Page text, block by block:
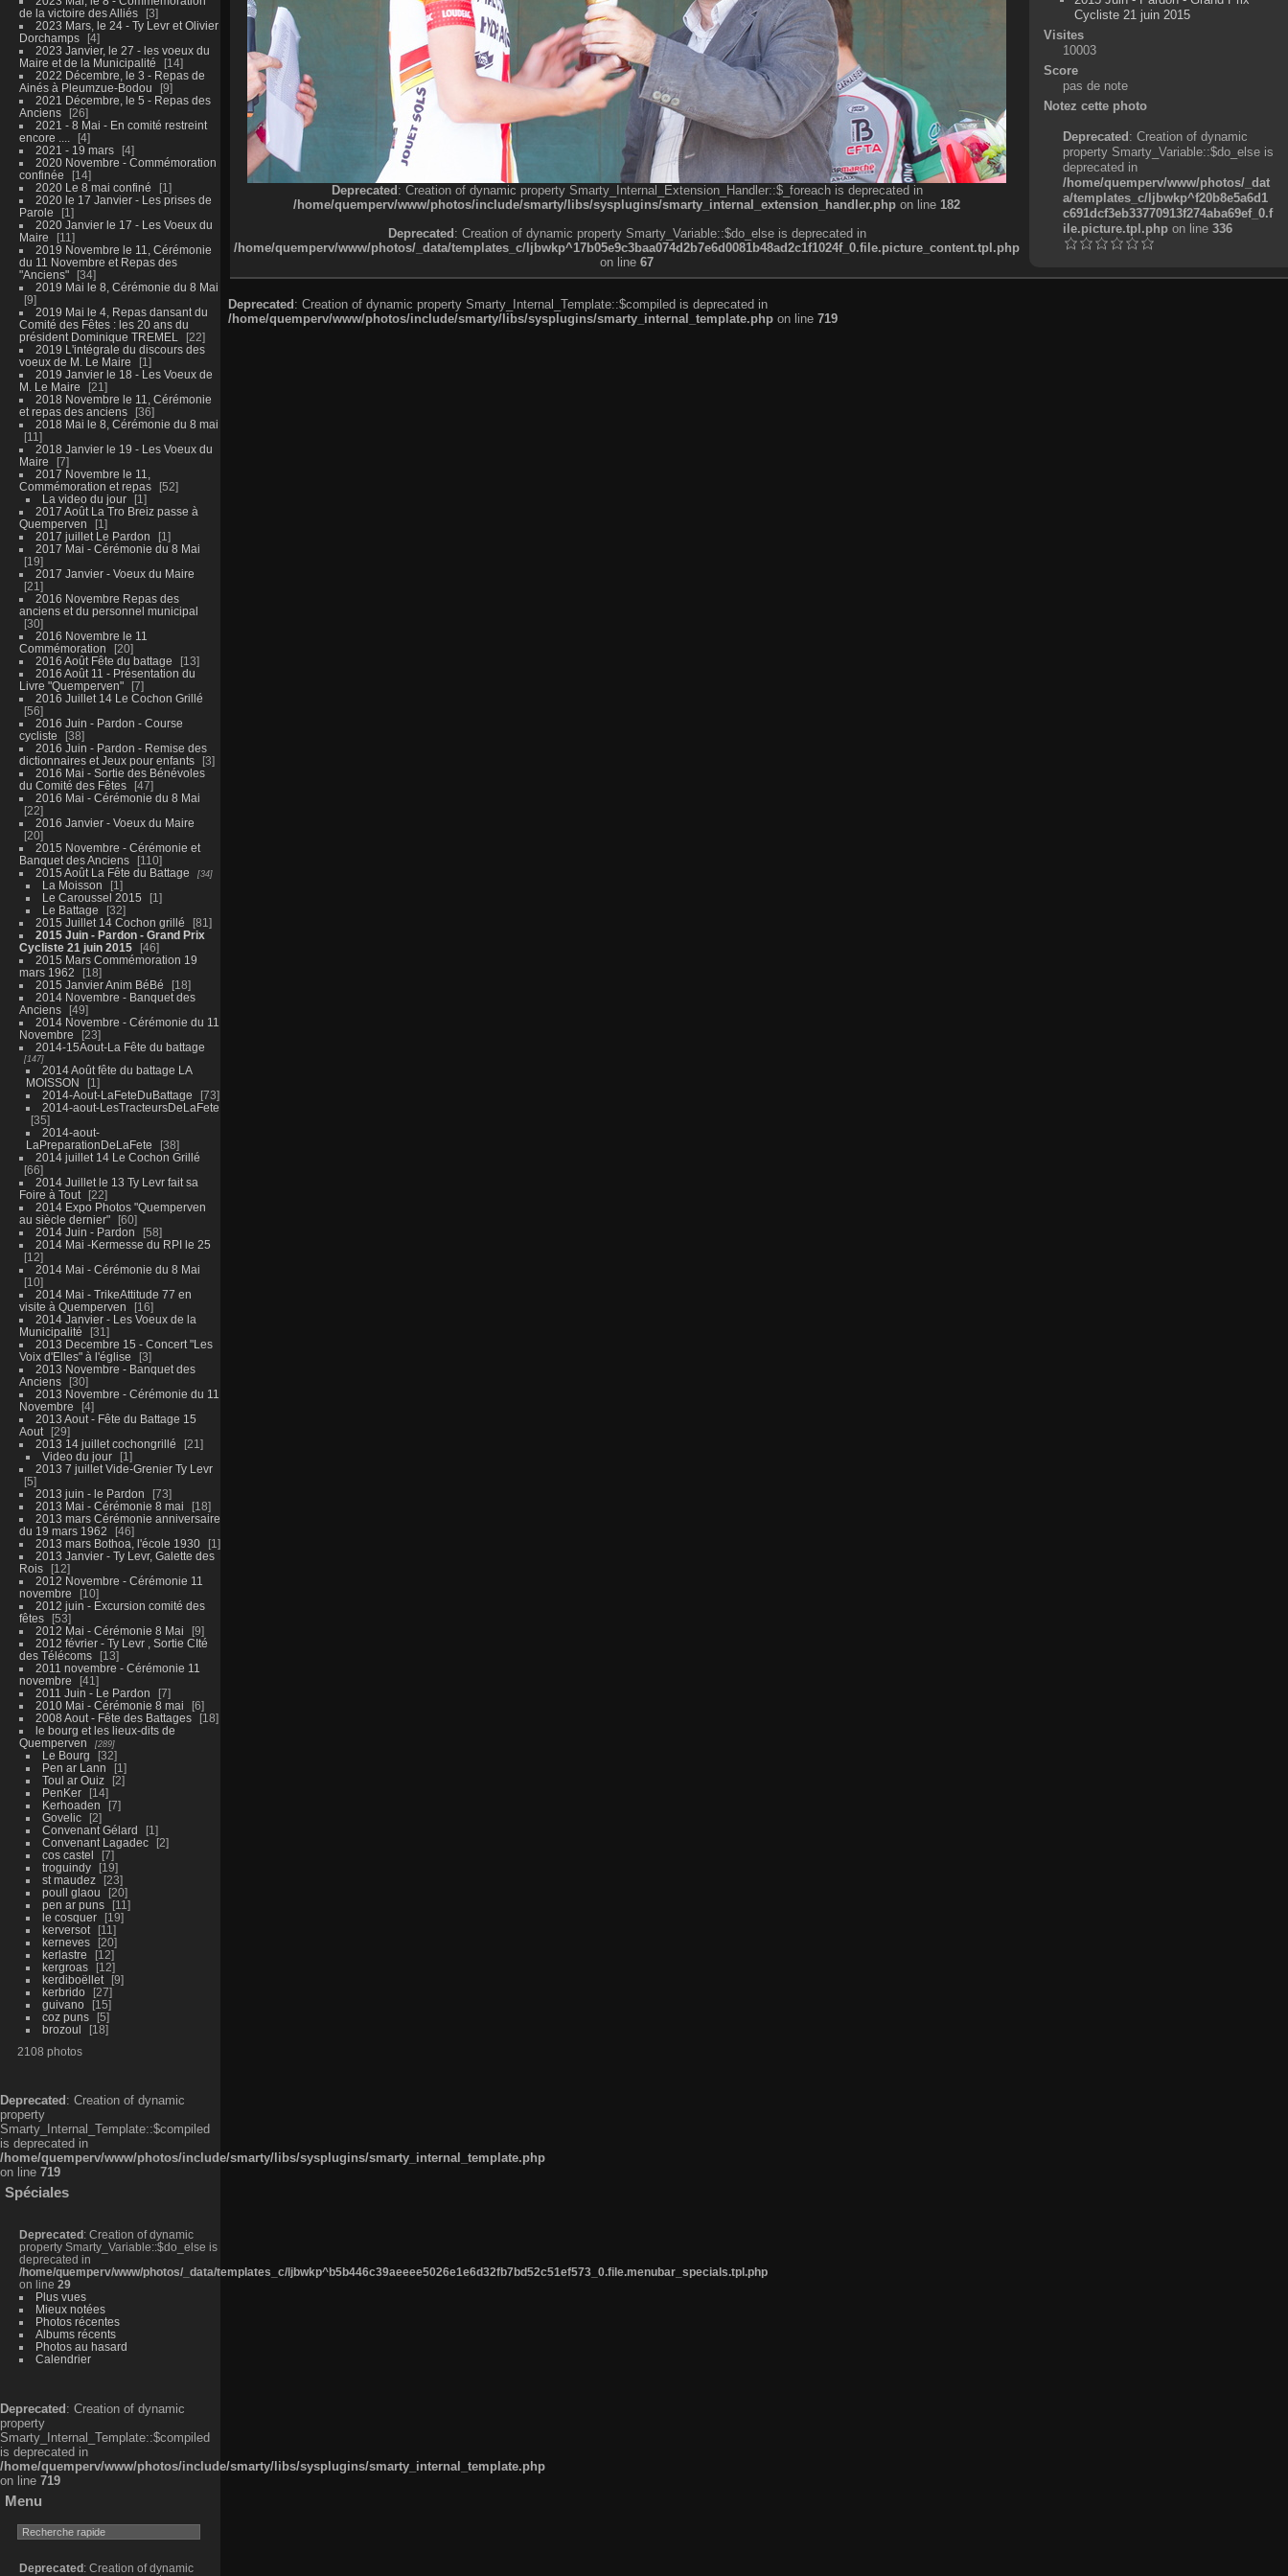
de la victoire des Alliés
3
2023 Mars, le 24 - Ty Levr et Olivier
Dorchamps
4
2023 Janvier, le 27 - les voeux du
Maire et de la Municipalité
14
2022 Décembre, le 3 - Repas de
Ainés à Pleumzue-Bodou
9
2021 Décembre, le 5 - Repas des
Anciens
26
2021 - 8 Mai - En comité restreint
encore ....
4
2021 - 19 mars
4
2020 Novembre - Commémoration
confinée
14
2020 Le 8 mai confiné
1
2020 le 17 Janvier - Les prises de
Parole
1
2020 Janvier le 17 - Les Voeux du
Maire
11
2019 Novembre le 11, Cérémonie
du 11 Novembre et Repas des
"Anciens"
34
2019 Mai le 8, Cérémonie du 8 Mai
9
2019 Mai le 4, Repas dansant du
Comité des Fêtes : les 20 ans du
président Dominique TREMEL
22
2019 L'intégrale du discours des
voeux de M. Le Maire
1
2019 Janvier le 18 - Les Voeux de
M. Le Maire
21
2018 Novembre le 11, Cérémonie
et repas des anciens
36
2018 Mai le 8, Cérémonie du 8 mai
11
2018 Janvier le 19 - Les Voeux du
Maire
7
2017 Novembre le 11,
Commémoration et repas
52
La video du jour
1
2017 Août La Tro Breiz passe à
Quemperven
1
2017 juillet Le Pardon
1
2017 Mai - Cérémonie du 8 Mai
19
2017 Janvier - Voeux du Maire
21
2016 Novembre Repas des
anciens et du personnel municipal
30
2016 Novembre le 11
Commémoration
20
2016 Août Fête du battage
13
2016 Août 11 - Présentation du
Livre "Quemperven"
7
2016 Juillet 14 Le Cochon Grillé
56
2016 Juin - Pardon - Course
cycliste
38
2016 Juin - Pardon - Remise des
dictionnaires et Jeux pour enfants
3
2016 Mai - Sortie des Bénévoles
du Comité des Fêtes
47
2016 Mai - Cérémonie du 8 Mai
22
2016 Janvier - Voeux du Maire
20
2015 Novembre - Cérémonie et
Banquet des Anciens
110
2015 Août La Fête du Battage
34
La Moisson
1
Le Caroussel 2015
1
Le Battage
32
2015 Juillet 14 Cochon grillé
81
2015 Juin - Pardon - Grand Prix
Cycliste 21 juin 2015
46
2015 Mars Commémoration 19
mars 1962
18
2015 Janvier Anim BéBé
18
2014 Novembre - Banquet des
Anciens
49
2014 Novembre - Cérémonie du 11
Novembre
23
2014-15Aout-La Fête du battage
147
2014 Août fête du battage LA
MOISSON
1
2014-Aout-LaFeteDuBattage
73
2014-aout-LesTracteursDeLaFete
35
2014-aout-
LaPreparationDeLaFete
38
2014 juillet 14 Le Cochon Grillé
66
2014 Juillet le 13 Ty Levr fait sa
Foire à Tout
22
2014 Expo Photos "Quemperven
au siècle dernier"
60
2014 Juin - Pardon
58
2014 Mai -Kermesse du RPI le 25
12
2014 Mai - Cérémonie du 8 Mai
10
2014 Mai - TrikeAttitude 77 en
visite à Quemperven
16
2014 Janvier - Les Voeux de la
Municipalité
31
2013 Decembre 15 - Concert "Les
Voix d'Elles" à l'église
3
2013 Novembre - Banquet des
Anciens
30
2013 Novembre - Cérémonie du 11
Novembre
4
2013 Aout - Fête du Battage 15
Aout
29
2013 14 juillet cochongrillé
21
Video du jour
1
2013 7 juillet Vide-Grenier Ty Levr
5
2013 juin - le Pardon
73
2013 Mai - Cérémonie 8 mai
18
2013 mars Cérémonie anniversaire
du 19 mars 1962
46
2013 mars Bothoa, l'école 1930
1
2013 Janvier - Ty Levr, Galette des
Rois
12
2012 Novembre - Cérémonie 11
novembre
10
2012 juin - Excursion comité des
fêtes
53
2012 Mai - Cérémonie 8 Mai
9
2012 février - Ty Levr , Sortie CIté
des Télécoms
13
2011 novembre - Cérémonie 11
novembre
41
2011 Juin - Le Pardon
7
2010 Mai - Cérémonie 8 mai
6
2008 Aout - Fête des Battages
18
le bourg et les lieux-dits de
Quemperven
289
Le Bourg
32
Pen ar Lann
1
Toul ar Ouiz
2
PenKer
14
Kerhoaden
7
Govelic
2
Convenant Gélard
1
Convenant Lagadec
2
cos castel
7
troguindy
19
st maudez
23
poull glaou
20
pen ar puns
11
le cosquer
19
kerversot
11
kerneves
20
kerlastre
12
kergroas
12
kerdiboëllet
9
kerbrido
27
guivano
15
coz puns
5
brozoul
18
2108 photos
Deprecated : Creation of dynamic
property
Smarty_Internal_Template::$compiled
is deprecated in
/home/quemperv/www/photos/include/smarty/libs/sysplugins/smarty_internal_template.php
on line 719
Spéciales
Deprecated : Creation of dynamic
property Smarty_Variable::$do_else is
deprecated in
/home/quemperv/www/photos/_data/templates_c/ljbwkp^b5b446c39aeeee5026e1e6d32fb7bd52c51ef573_0.file.menubar_specials.tpl.php
on line 29
Plus vues
Mieux notées
Photos récentes
Albums récents
Photos au hasard
Calendrier
Deprecated : Creation of dynamic
property
Smarty_Internal_Template::$compiled
is deprecated in
/home/quemperv/www/photos/include/smarty/libs/sysplugins/smarty_internal_template.php
on line 719
Menu
Deprecated : Creation of dynamic
Deprecated: Creation of dynamic property Smarty_Internal_Extension_Handler::$_foreach is deprecated in
/home/quemperv/www/photos/include/smarty/libs/sysplugins/smarty_internal_extension_handler.php on line 182
Deprecated: Creation of dynamic property Smarty_Variable::$do_else is deprecated in
/home/quemperv/www/photos/_data/templates_c/ljbwkp^17b05e9c3baa074d2b7e6d0081b48ad2c1f1024f_0.file.picture_content.tpl.php
on line 67
Cycliste 21 juin 2015
Visites
10003
Score
pas de note
Notez cette photo
Deprecated: Creation of dynamic
property Smarty_Variable::$do_else is
deprecated in
/home/quemperv/www/photos/_dat
a/templates_c/ljbwkp^f20b8e5a6d1
c691dcf3eb33770913f274aba69ef_0.f
ile.picture.tpl.phpon line 336
Deprecated: Creation of dynamic property Smarty_Internal_Template::$compiled is deprecated in
/home/quemperv/www/photos/include/smarty/libs/sysplugins/smarty_internal_template.php on line 719